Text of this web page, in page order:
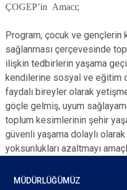
ÇOGEP’in Amacı;
Program, çocuk ve
sağlanması çerçevesinde
ilişkin tedbirlerin yaşama
kendilerine sosyal ve eğitim
faydalı bireyler olarak
göçle gelmiş, uyum
toplum kesimlerinin şehir
güvenli yaşama dolaylı
yoksunlukları azaltmayı
MÜDÜRLÜĞÜMÜZ